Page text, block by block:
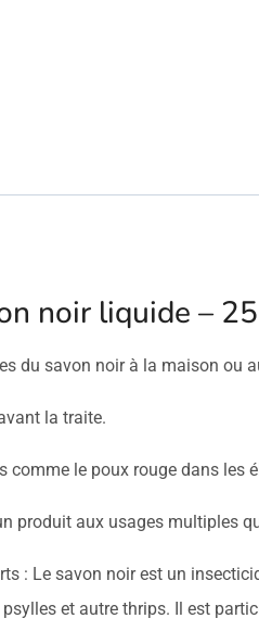
noir liquide –
du savon noir à la maison ou
la traite.
comme le poux rouge dans les
produit aux usages multiples
: Le savon noir est un
et autre thrips. Il est